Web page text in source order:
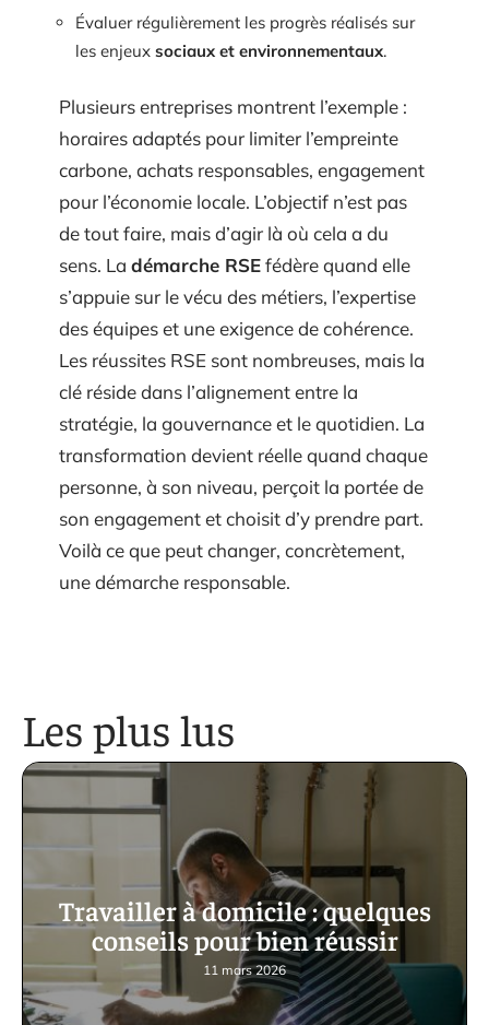
Évaluer régulièrement les progrès réalisés sur
les enjeux sociaux et environnementaux.
Plusieurs entreprises montrent l’exemple :
horaires adaptés pour limiter l’empreinte
carbone, achats responsables, engagement
pour l’économie locale. L’objectif n’est pas
de tout faire, mais d’agir là où cela a du
sens. La démarche RSEfédère quand elle
s’appuie sur le vécu des métiers, l’expertise
des équipes et une exigence de cohérence.
Les réussites RSE sont nombreuses, mais la
clé réside dans l’alignement entre la
stratégie, la gouvernance et le quotidien. La
transformation devient réelle quand chaque
personne, à son niveau, perçoit la portée de
son engagement et choisit d’y prendre part.
Voilà ce que peut changer, concrètement,
une démarche responsable.
Les plus lus
Travailler à domicile : quelques
conseils pour bien réussir
11 mars 2026